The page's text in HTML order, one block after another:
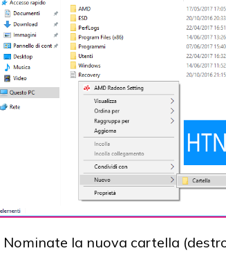
Nominate la nuova cartella